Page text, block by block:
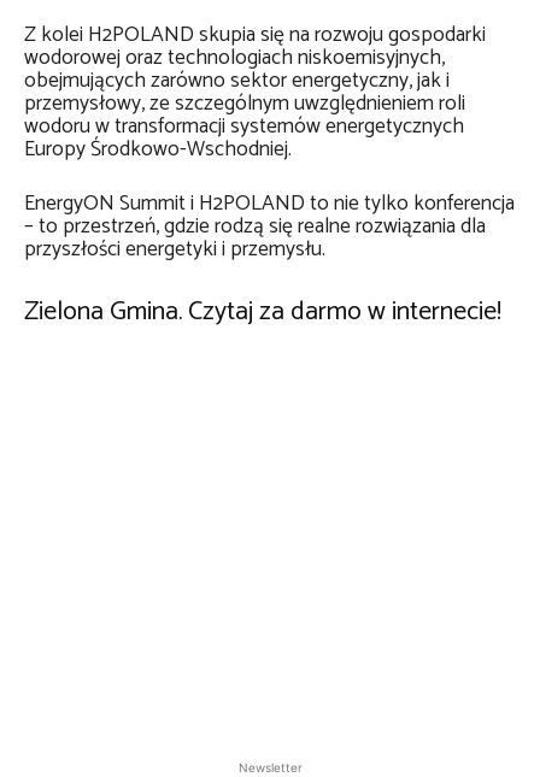
Z kolei H2POLAND skupia się na rozwoju gospodarki
wodorowej oraz technologiach niskoemisyjnych,
obejmujących zarówno sektor energetyczny, jak i
przemysłowy, ze szczególnym uwzględnieniem roli
wodoru w transformacji systemów energetycznych
Europy Środkowo-Wschodniej.
EnergyON Summit i H2POLAND to nie tylko konferencja
– to przestrzeń, gdzie rodzą się realne rozwiązania dla
przyszłości energetyki i przemysłu.
Zielona Gmina. Czytaj za darmo w internecie!
Newsletter